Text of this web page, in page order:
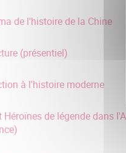
de l'histoire de la Chine
(présentiel)
à l'histoire moderne
Héroïnes de légende dans